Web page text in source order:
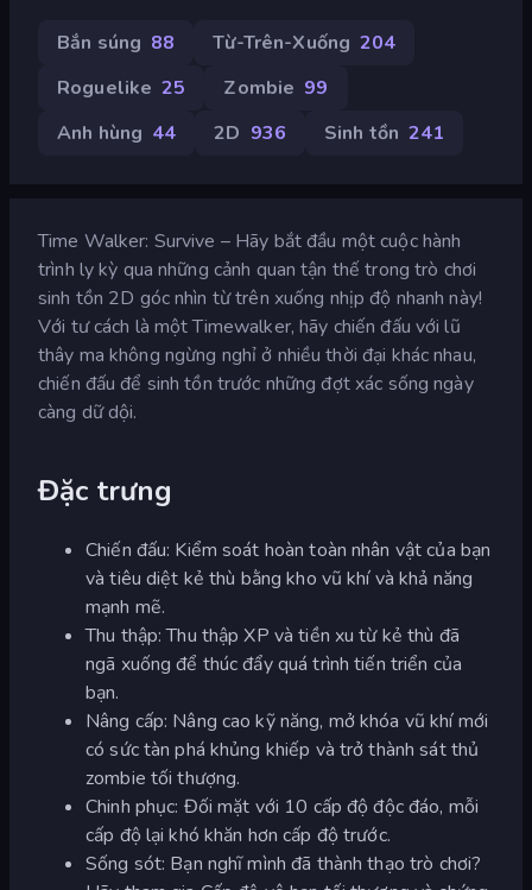
Bắn súng 88 Từ-Trên-Xuống 204
Roguelike 25 Zombie 99
Anh hùng 44 2D 936 Sinh tồn 241
Time Walker: Survive – Hãy bắt đầu một cuộc hành
trình ly kỳ qua những cảnh quan tận thế trong trò chơi
sinh tồn 2D góc nhìn từ trên xuống nhịp độ nhanh này!
Với tư cách là một Timewalker, hãy chiến đấu với lũ
thây ma không ngừng nghỉ ở nhiều thời đại khác nhau,
chiến đấu để sinh tồn trước những đợt xác sống ngày
càng dữ dội.
Đặc trưng
Chiến đấu: Kiểm soát hoàn toàn nhân vật của bạn
và tiêu diệt kẻ thù bằng kho vũ khí và khả năng
mạnh mẽ.
Thu thập: Thu thập XP và tiền xu từ kẻ thù đã
ngã xuống để thúc đẩy quá trình tiến triển của
bạn.
Nâng cấp: Nâng cao kỹ năng, mở khóa vũ khí mới
có sức tàn phá khủng khiếp và trở thành sát thủ
zombie tối thượng.
Chinh phục: Đối mặt với 10 cấp độ độc đáo, mỗi
cấp độ lại khó khăn hơn cấp độ trước.
Sống sót: Bạn nghĩ mình đã thành thạo trò chơi?